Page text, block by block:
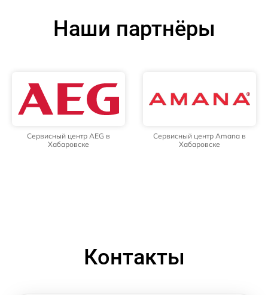
Наши партнёры
Сервисный центр AEG в
Хабаровске
Сервисный центр Amana в
Хабаровске
Контакты